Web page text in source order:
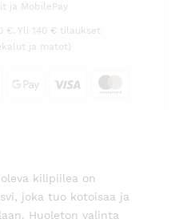
ja MobilePay
€. Yli 140 € tilaukset
ja matot)
kilipiilea on
joka tuo kotoisaa ja
Huoleton valinta